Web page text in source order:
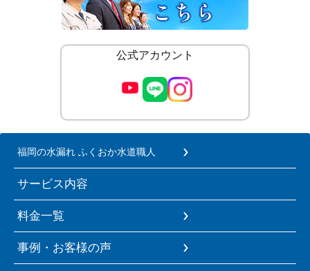
公式アカウント
福岡の水漏れ ふくおか水道職人
サービス内容
料金一覧
事例・お客様の声